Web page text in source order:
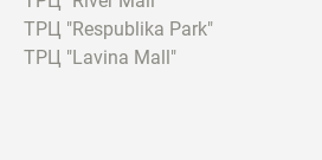
ТРЦ "Respublika Park"
ТРЦ "Lavina Mall"